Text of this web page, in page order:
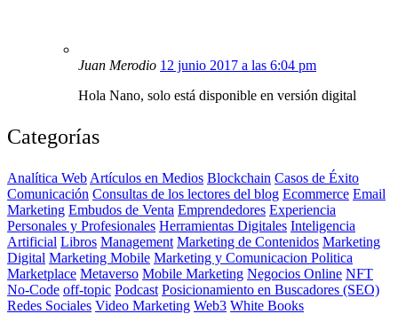
Juan Merodio 12 junio 2017 a las 6:04 pm
Hola Nano, solo está disponible en versión digital
Categorías
Analítica Web Artículos en Medios Blockchain Casos de Éxito
Comunicación Consultas de los lectores del blog Ecommerce Email
Marketing Embudos de Venta Emprendedores Experiencia
Personales y Profesionales Herramientas Digitales Inteligencia
Artificial Libros Management Marketing de Contenidos Marketing
Digital Marketing Mobile Marketing y Comunicacion Politica
Marketplace Metaverso Mobile Marketing Negocios Online NFT
No-Code off-topic Podcast Posicionamiento en Buscadores (SEO)
Redes Sociales Video Marketing Web3 White Books